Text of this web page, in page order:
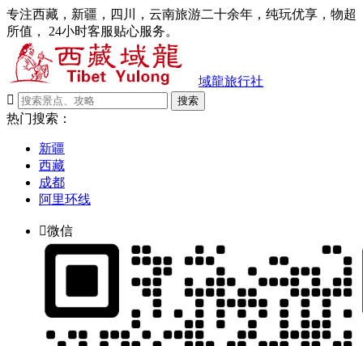
专注西藏，新疆，四川，云南旅游二十余年，纯玩优享，物超
所值， 24小时客服贴心服务。
域龍旅行社

搜索
热门搜索：
新疆
西藏
成都
阿里环线
微信